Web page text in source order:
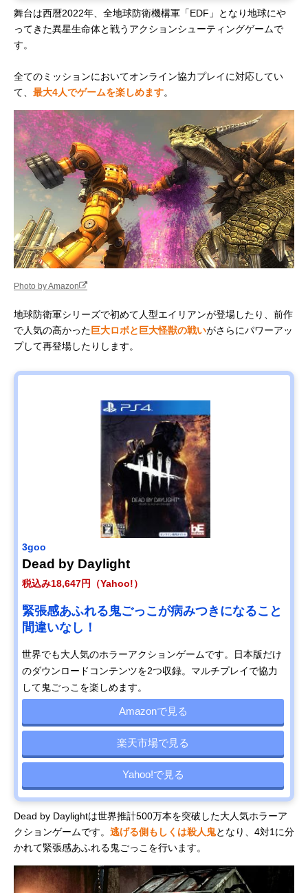
舞台は西暦2022年、全地球防衛機構軍「EDF」となり地球にや
ってきた異星生命体と戦うアクションシューティングゲームで
す。
全てのミッションにおいてオンライン協力プレイに対応してい
て、 最大4人でゲームを楽しめます。
Photo by Amazon
地球防衛軍シリーズで初めて人型エイリアンが登場したり、前作
で人気の高かった 巨大ロボと巨大怪獣の戦いがさらにパワーアッ
プして再登場したりします。
3goo
Dead by Daylight
税込み18,647円（Yahoo!）
緊張感あふれる鬼ごっこが病みつきになること
間違いなし！
世界でも大人気のホラーアクションゲームです。日本版だけ
のダウンロードコンテンツを2つ収録。マルチプレイで協力
して鬼ごっこを楽しめます。
Amazonで見る
楽天市場で見る
Yahoo!で見る
Dead by Daylightは世界推計500万本を突破した大人気ホラーア
クションゲームです。 逃げる側もしくは殺人鬼となり、4対1に分
かれて緊張感あふれる鬼ごっこを行います。